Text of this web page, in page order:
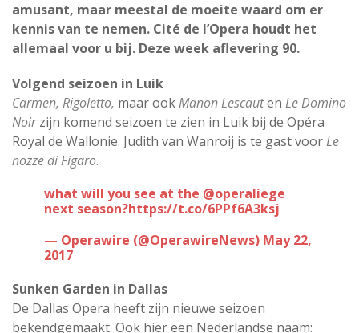
amusant, maar meestal de moeite waard om er
kennis van te nemen. Cité de l’Opera houdt het
allemaal voor u bij. Deze week aflevering 90.
Volgend seizoen in Luik
Carmen, Rigoletto, maar ookManon Lescauten Le Domino
Noirzijn komend seizoen te zien in Luik bij de Opéra
Royal de Wallonie. Judith van Wanroij is te gast voorLe
nozze di Figaro.
what will you see at the @operaliege
next season?https://t.co/6PPf6A3ksj
— Operawire (@OperawireNews) May 22,
2017
Sunken Garden in Dallas
De Dallas Opera heeft zijn nieuwe seizoen
bekendgemaakt. Ook hier een Nederlandse naam: